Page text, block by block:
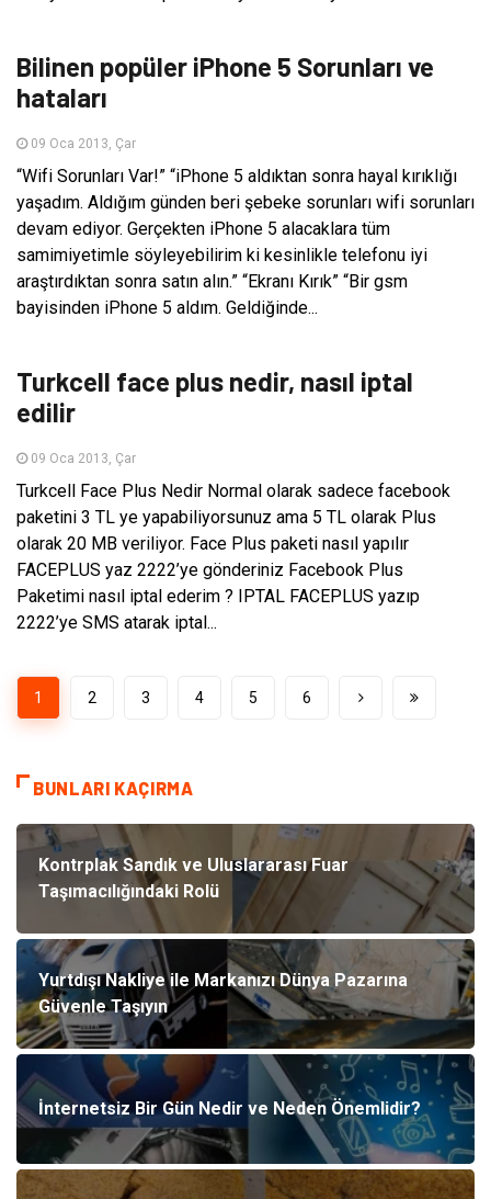
Bilinen popüler iPhone 5 Sorunları ve
hataları
09 Oca 2013, Çar
“Wifi Sorunları Var!” “iPhone 5 aldıktan sonra hayal kırıklığı
yaşadım. Aldığım günden beri şebeke sorunları wifi sorunları
devam ediyor. Gerçekten iPhone 5 alacaklara tüm
samimiyetimle söyleyebilirim ki kesinlikle telefonu iyi
araştırdıktan sonra satın alın.” “Ekranı Kırık” “Bir gsm
bayisinden iPhone 5 aldım. Geldiğinde...
Turkcell face plus nedir, nasıl iptal
edilir
09 Oca 2013, Çar
Turkcell Face Plus Nedir Normal olarak sadece facebook
paketini 3 TL ye yapabiliyorsunuz ama 5 TL olarak Plus
olarak 20 MB veriliyor. Face Plus paketi nasıl yapılır
FACEPLUS yaz 2222’ye gönderiniz Facebook Plus
Paketimi nasıl iptal ederim ? IPTAL FACEPLUS yazıp
2222’ye SMS atarak iptal...
1 2 3 4 5 6
BUNLARI KAÇIRMA
Kontrplak Sandık ve Uluslararası Fuar
Taşımacılığındaki Rolü
Yurtdışı Nakliye ile Markanızı Dünya Pazarına
Güvenle Taşıyın
İnternetsiz Bir Gün Nedir ve Neden Önemlidir?